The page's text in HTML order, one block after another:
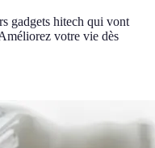
gadgets hitech qui vont
votre vie dès